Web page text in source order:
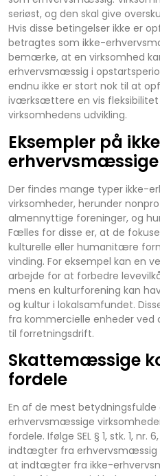
seriøst, og den skal give
Hvis disse betingelser ikke er
betragtes som ikke-
bemærke, at en virksomhed
erhvervsmæssig i
endnu ikke er stort nok til at
iværksættere en vis fleksibilitet
virksomhedens udvikling.
Eksempler på
Der findes mange typer ikke-
virksomheder, herunder
almennyttige foreninger, og
Fælles for disse er, at de
kulturelle eller humanitære
vinding. For eksempel kan en
arbejde for at forbedre
mens en kulturforening kan
og kultur i lokalsamfundet.
fra kommercielle enheder
til forretningsdrift.
Skattemæssige
fordele
En af de mest betydningsfulde
erhvervsmæssige
fordele. Ifølge SEL § 1, stk. 1,
indtægter fra erhvervsmæssig
at indtægter fra ikke-